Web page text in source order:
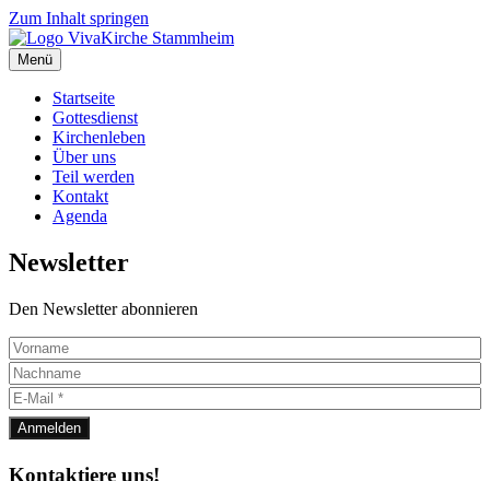
Zum Inhalt springen
Menü
Startseite
Gottesdienst
Kirchenleben
Über uns
Teil werden
Kontakt
Agenda
Newsletter
Den Newsletter abonnieren
Kontaktiere uns!